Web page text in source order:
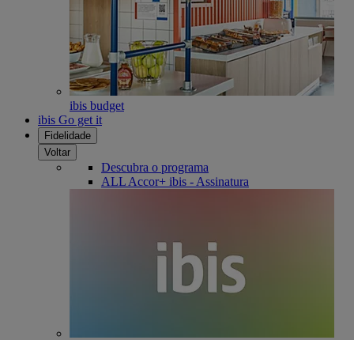
ibis budget
ibis Go get it
Fidelidade
Voltar
Descubra o programa
ALL Accor+ ibis - Assinatura